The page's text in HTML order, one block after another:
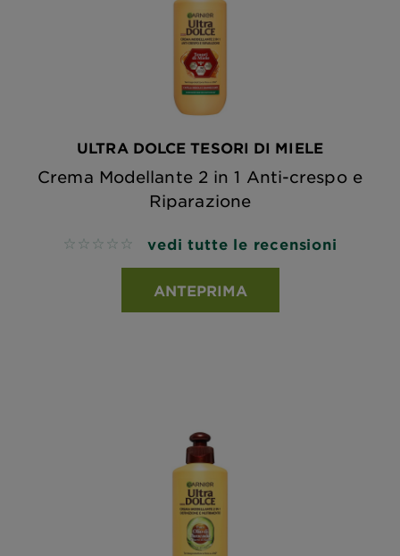
ULTRA DOLCE TESORI DI MIELE
Crema Modellante 2 in 1 Anti-crespo e
Riparazione
No reviews vedi tutte le recensioni
ANTEPRIMA